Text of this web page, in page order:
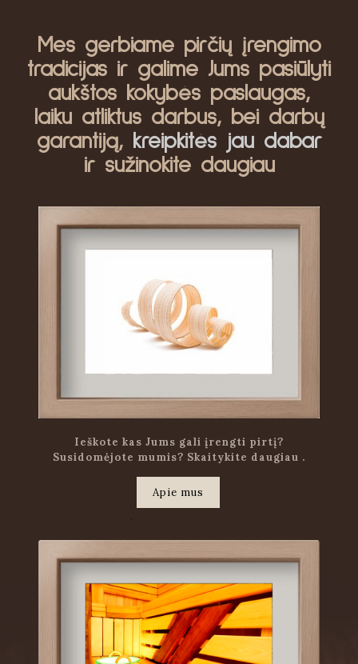
Mes gerbiame pirčių įrengimo
tradicijas ir galime Jums pasiūlyti
aukštos kokybės paslaugas,
laiku atliktus darbus, bei darbų
garantiją, kreipkitės jau dabar
ir sužinokite daugiau
Ieškote kas Jums gali įrengti pirtį?
Susidomėjote mumis? Skaitykite daugiau .
.
Apie mus